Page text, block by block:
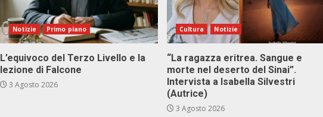
Notizie Primo piano
L’equivoco del Terzo Livello e la
lezione di Falcone
3 Agosto 2026
Cultura Notizie
“La ragazza eritrea. Sangue e
morte nel deserto del Sinai”.
Intervista a Isabella Silvestri
(Autrice)
3 Agosto 2026